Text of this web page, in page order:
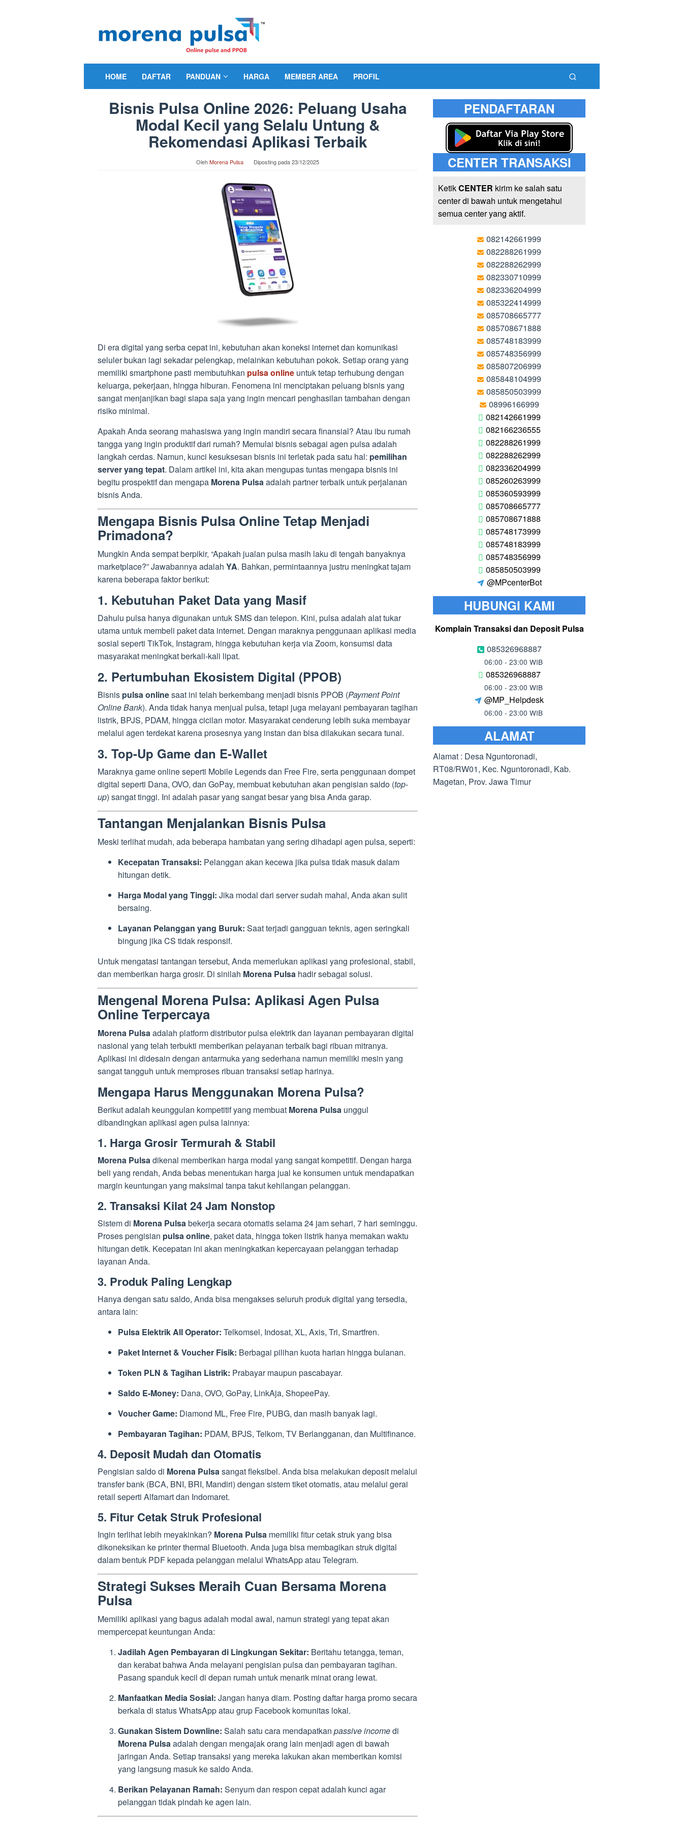
konten
HOME DAFTAR PANDUAN HARGA MEMBER AREA PROFIL
Bisnis Pulsa Online 2026: Peluang Usaha
Modal Kecil yang Selalu Untung &
Rekomendasi Aplikasi Terbaik
OlehMorena Pulsa Diposting pada23/12/2025
Di era digital yang serba cepat ini, kebutuhan akan koneksi internet dan komunikasi
seluler bukan lagi sekadar pelengkap, melainkan kebutuhan pokok. Setiap orang yang
memiliki smartphone pasti membutuhkan pulsa online untuk tetap terhubung dengan
keluarga, pekerjaan, hingga hiburan. Fenomena ini menciptakan peluang bisnis yang
sangat menjanjikan bagi siapa saja yang ingin mencari penghasilan tambahan dengan
risiko minimal.
Apakah Anda seorang mahasiswa yang ingin mandiri secara finansial? Atau ibu rumah
tangga yang ingin produktif dari rumah? Memulai bisnis sebagai agen pulsa adalah
langkah cerdas. Namun, kunci kesuksesan bisnis ini terletak pada satu hal: pemilihan
server yang tepat. Dalam artikel ini, kita akan mengupas tuntas mengapa bisnis ini
begitu prospektif dan mengapa Morena Pulsaadalah partner terbaik untuk perjalanan
bisnis Anda.
Mengapa Bisnis Pulsa Online Tetap Menjadi
Primadona?
Mungkin Anda sempat berpikir, “Apakah jualan pulsa masih laku di tengah banyaknya
marketplace?” Jawabannya adalah YA. Bahkan, permintaannya justru meningkat tajam
karena beberapa faktor berikut:
1. Kebutuhan Paket Data yang Masif
Dahulu pulsa hanya digunakan untuk SMS dan telepon. Kini, pulsa adalah alat tukar
utama untuk membeli paket data internet. Dengan maraknya penggunaan aplikasi media
sosial seperti TikTok, Instagram, hingga kebutuhan kerja via Zoom, konsumsi data
masyarakat meningkat berkali-kali lipat.
2. Pertumbuhan Ekosistem Digital (PPOB)
Bisnis pulsa onlinesaat ini telah berkembang menjadi bisnis PPOB (Payment Point
Online Bank). Anda tidak hanya menjual pulsa, tetapi juga melayani pembayaran tagihan
listrik, BPJS, PDAM, hingga cicilan motor. Masyarakat cenderung lebih suka membayar
melalui agen terdekat karena prosesnya yang instan dan bisa dilakukan secara tunai.
3. Top-Up Game dan E-Wallet
Maraknya game online seperti Mobile Legends dan Free Fire, serta penggunaan dompet
digital seperti Dana, OVO, dan GoPay, membuat kebutuhan akan pengisian saldo (top-
up) sangat tinggi. Ini adalah pasar yang sangat besar yang bisa Anda garap.
Tantangan Menjalankan Bisnis Pulsa
Meski terlihat mudah, ada beberapa hambatan yang sering dihadapi agen pulsa, seperti:
Kecepatan Transaksi: Pelanggan akan kecewa jika pulsa tidak masuk dalam
hitungan detik.
Harga Modal yang Tinggi: Jika modal dari server sudah mahal, Anda akan sulit
bersaing.
Layanan Pelanggan yang Buruk: Saat terjadi gangguan teknis, agen seringkali
bingung jika CS tidak responsif.
Untuk mengatasi tantangan tersebut, Anda memerlukan aplikasi yang profesional, stabil,
dan memberikan harga grosir. Di sinilah Morena Pulsa hadir sebagai solusi.
Mengenal Morena Pulsa: Aplikasi Agen Pulsa
Online Terpercaya
Morena Pulsaadalah platform distributor pulsa elektrik dan layanan pembayaran digital
nasional yang telah terbukti memberikan pelayanan terbaik bagi ribuan mitranya.
Aplikasi ini didesain dengan antarmuka yang sederhana namun memiliki mesin yang
sangat tangguh untuk memproses ribuan transaksi setiap harinya.
Mengapa Harus Menggunakan Morena Pulsa?
Berikut adalah keunggulan kompetitif yang membuat Morena Pulsa unggul
dibandingkan aplikasi agen pulsa lainnya:
1. Harga Grosir Termurah & Stabil
Morena Pulsadikenal memberikan harga modal yang sangat kompetitif. Dengan harga
beli yang rendah, Anda bebas menentukan harga jual ke konsumen untuk mendapatkan
margin keuntungan yang maksimal tanpa takut kehilangan pelanggan.
2. Transaksi Kilat 24 Jam Nonstop
Sistem di Morena Pulsabekerja secara otomatis selama 24 jam sehari, 7 hari seminggu.
Proses pengisian pulsa online, paket data, hingga token listrik hanya memakan waktu
hitungan detik. Kecepatan ini akan meningkatkan kepercayaan pelanggan terhadap
layanan Anda.
3. Produk Paling Lengkap
Hanya dengan satu saldo, Anda bisa mengakses seluruh produk digital yang tersedia,
antara lain:
Pulsa Elektrik All Operator: Telkomsel, Indosat, XL, Axis, Tri, Smartfren.
Paket Internet & Voucher Fisik: Berbagai pilihan kuota harian hingga bulanan.
Token PLN & Tagihan Listrik: Prabayar maupun pascabayar.
Saldo E-Money: Dana, OVO, GoPay, LinkAja, ShopeePay.
Voucher Game: Diamond ML, Free Fire, PUBG, dan masih banyak lagi.
Pembayaran Tagihan: PDAM, BPJS, Telkom, TV Berlangganan, dan Multifinance.
4. Deposit Mudah dan Otomatis
Pengisian saldo di Morena Pulsasangat fleksibel. Anda bisa melakukan deposit melalui
transfer bank (BCA, BNI, BRI, Mandiri) dengan sistem tiket otomatis, atau melalui gerai
retail seperti Alfamart dan Indomaret.
5. Fitur Cetak Struk Profesional
Ingin terlihat lebih meyakinkan? Morena Pulsa memiliki fitur cetak struk yang bisa
dikoneksikan ke printer thermal Bluetooth. Anda juga bisa membagikan struk digital
dalam bentuk PDF kepada pelanggan melalui WhatsApp atau Telegram.
Strategi Sukses Meraih Cuan Bersama Morena
Pulsa
Memiliki aplikasi yang bagus adalah modal awal, namun strategi yang tepat akan
mempercepat keuntungan Anda:
Jadilah Agen Pembayaran di Lingkungan Sekitar: Beritahu tetangga, teman,
dan kerabat bahwa Anda melayani pengisian pulsa dan pembayaran tagihan.
Pasang spanduk kecil di depan rumah untuk menarik minat orang lewat.
Manfaatkan Media Sosial: Jangan hanya diam. Posting daftar harga promo secara
berkala di status WhatsApp atau grup Facebook komunitas lokal.
Gunakan Sistem Downline: Salah satu cara mendapatkan passive incomedi
Morena Pulsaadalah dengan mengajak orang lain menjadi agen di bawah
jaringan Anda. Setiap transaksi yang mereka lakukan akan memberikan komisi
yang langsung masuk ke saldo Anda.
Berikan Pelayanan Ramah: Senyum dan respon cepat adalah kunci agar
pelanggan tidak pindah ke agen lain.
PENDAFTARAN
CENTER TRANSAKSI
KetikCENTER kirim ke salah satu
center di bawah untuk mengetahui
semua center yang aktif.
082142661999
082288261999
082288262999
082330710999
082336204999
085322414999
085708665777
085708671888
085748183999
085748356999
085807206999
085848104999
085850503999
08996166999
082142661999
082166236555
082288261999
082288262999
082336204999
085260263999
085360593999
085708665777
085708671888
085748173999
085748183999
085748356999
085850503999
@MPcenterBot
HUBUNGI KAMI
Komplain Transaksi dan Deposit Pulsa
085326968887
06:00 - 23:00 WIB
085326968887
06:00 - 23:00 WIB
@MP_Helpdesk
06:00 - 23:00 WIB
ALAMAT
Alamat : Desa Nguntoronadi,
RT08/RW01, Kec. Nguntoronadi, Kab.
Magetan, Prov. Jawa Timur